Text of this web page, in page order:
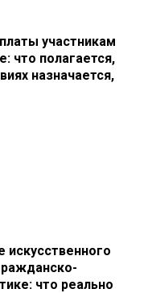
участникам
что полагается,
назначается,
искусственного
что реально